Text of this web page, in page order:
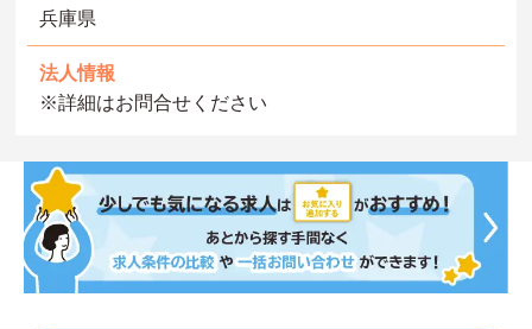
兵庫県
法人情報
※詳細はお問合せください